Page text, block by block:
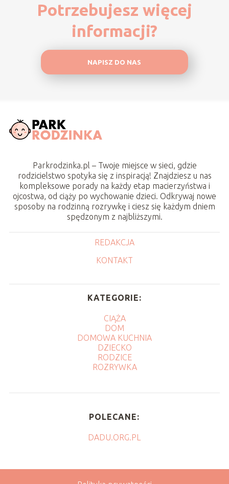
Potrzebujesz więcej
informacji?
NAPISZ DO NAS
Parkrodzinka.pl – Twoje miejsce w sieci, gdzie
rodzicielstwo spotyka się z inspiracją! Znajdziesz u nas
kompleksowe porady na każdy etap macierzyństwa i
ojcostwa, od ciąży po wychowanie dzieci. Odkrywaj nowe
sposoby na rodzinną rozrywkę i ciesz się każdym dniem
spędzonym z najbliższymi.
REDAKCJA
KONTAKT
KATEGORIE:
CIĄŻA
DOM
DOMOWA KUCHNIA
DZIECKO
RODZICE
ROZRYWKA
POLECANE:
DADU.ORG.PL